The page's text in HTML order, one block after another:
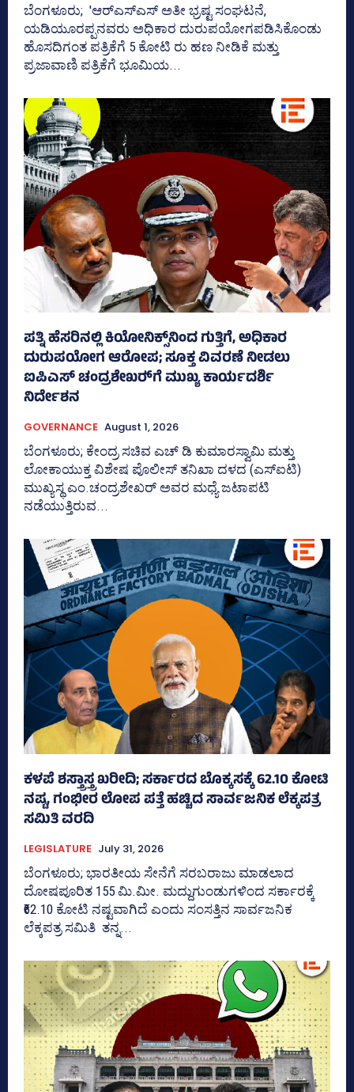
ಬೆಂಗಳೂರು; 'ಆರ್‍‌ಎಸ್‌ಎಸ್‌ ಅತೀ ಭ್ರಷ್ಟ ಸಂಘಟನೆ,
ಯಡಿಯೂರಪ್ಪನವರು ಅಧಿಕಾರ ದುರುಪಯೋಗಪಡಿಸಿಕೊಂಡು
ಹೊಸದಿಗಂತ ಪತ್ರಿಕೆಗೆ 5 ಕೋಟಿ ರು ಹಣ ನೀಡಿಕೆ ಮತ್ತು
ಪ್ರಜಾವಾಣಿ ಪತ್ರಿಕೆಗೆ ಭೂಮಿಯ...
ಪತ್ನಿ ಹೆಸರಿನಲ್ಲಿ ಕಿಯೋನಿಕ್ಸ್‌ನಿಂದ ಗುತ್ತಿಗೆ, ಅಧಿಕಾರ
ದುರುಪಯೋಗ ಆರೋಪ; ಸೂಕ್ತ ವಿವರಣೆ ನೀಡಲು
ಐಪಿಎಸ್‌ ಚಂದ್ರಶೇಖರ್‍‌ಗೆ ಮುಖ್ಯ ಕಾರ್ಯದರ್ಶಿ
ನಿರ್ದೇಶನ
GOVERNANCE August 1, 2026
ಬೆಂಗಳೂರು; ಕೇಂದ್ರ ಸಚಿವ ಎಚ್‌ ಡಿ ಕುಮಾರಸ್ವಾಮಿ ಮತ್ತು
ಲೋಕಾಯುಕ್ತ ವಿಶೇಷ ಪೊಲೀಸ್‌ ತನಿಖಾ ದಳದ (ಎಸ್‌ಐಟಿ)
ಮುಖ್ಯಸ್ಥ ಎಂ.ಚಂದ್ರಶೇಖರ್‌ ಅವರ ಮಧ್ಯೆ ಜಟಾಪಟಿ
ನಡೆಯುತ್ತಿರುವ...
ಕಳಪೆ ಶಸ್ತ್ರಾಸ್ತ್ರ ಖರೀದಿ; ಸರ್ಕಾರದ ಬೊಕ್ಕಸಕ್ಕೆ 62.10 ಕೋಟಿ
ನಷ್ಟ, ಗಂಭೀರ ಲೋಪ ಪತ್ತೆ ಹಚ್ಚಿದ ಸಾರ್ವಜನಿಕ ಲೆಕ್ಕಪತ್ರ
ಸಮಿತಿ ವರದಿ
LEGISLATURE July 31, 2026
ಬೆಂಗಳೂರು; ಭಾರತೀಯ ಸೇನೆಗೆ ಸರಬರಾಜು ಮಾಡಲಾದ
ದೋಷಪೂರಿತ 155 ಮಿ.ಮೀ. ಮದ್ದುಗುಂಡುಗಳಿಂದ ಸರ್ಕಾರಕ್ಕೆ
₹62.10 ಕೋಟಿ ನಷ್ಟವಾಗಿದೆ ಎಂದು ಸಂಸತ್ತಿನ ಸಾರ್ವಜನಿಕ
ಲೆಕ್ಕಪತ್ರ ಸಮಿತಿ ತನ್ನ...